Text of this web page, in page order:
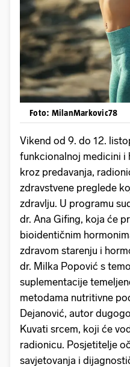
Foto: MilanMarkovic78
Vikend od 9. do 12.
funkcionalnoj medicini i
kroz predavanja,
zdravstvene preglede
zdravlju. U programu
dr. Ana Gifing, koja će
bioidentičnim
zdravom starenju i
dr. Milka Popović s
suplementacije
metodama nutritivne
Dejanović, autor
Kuvati srcem, koji će
radionicu. Posjetitelje
savjetovanja i